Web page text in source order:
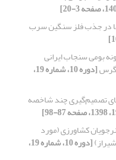
در جذب فلز سنگین سرب
بومی سنجاب ایرانی
[دوره 10، شماره 19،
تصمیم‌گیری چند شاخصه
کشاورزی (مورد
[دوره 10، شماره 19،